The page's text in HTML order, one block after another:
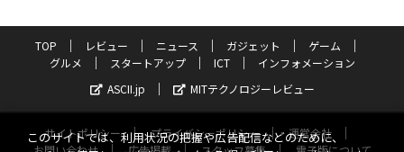
TOP レビュー ニュース ガジェット
ゲーム
グルメ
スタートアップ ICT
インフォメーション
ASCII.jp
MITテクノロジーレビュー
サイトポリシー プライバシーポリシー
運営会社
このサイトでは、利用状況の把握や広告配信などのために、